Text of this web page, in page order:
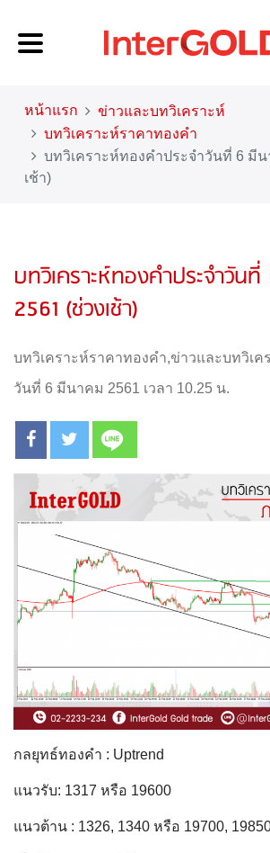
หน้าแรก
ข่าวและบทวิเคราะห์
บทวิเคราะห์ราคาทองคำ
บทวิเคราะห์ทองคำประจำวันที่ 6 มีน
เช้า)
บทวิเคราะห์ทองคำประจำวัน
2561 (ช่วงเช้า)
บทวิเคราะห์ราคาทองคำ,ข่าวและบทวิเค
วันที่ 6 มีนาคม 2561 เวลา 10.25 น.
กลยุทธ์ทองคำ : Uptrend
แนวรับ: 1317 หรือ 19600
แนวต้าน : 1326, 1340 หรือ 19700,